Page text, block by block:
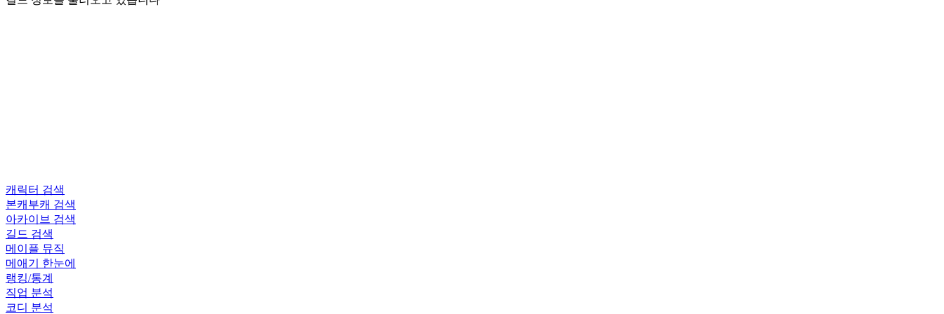
캐릭터 검색
본캐부캐 검색
아카이브 검색
길드 검색
메이플 뮤직
메애기 한눈에
랭킹/통계
직업 분석
코디 분석